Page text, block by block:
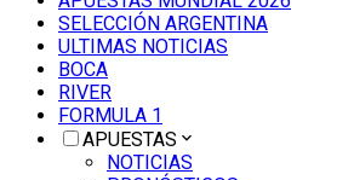
SELECCIÓN ARGENTINA
ULTIMAS NOTICIAS
BOCA
RIVER
FORMULA 1
APUESTAS
NOTICIAS